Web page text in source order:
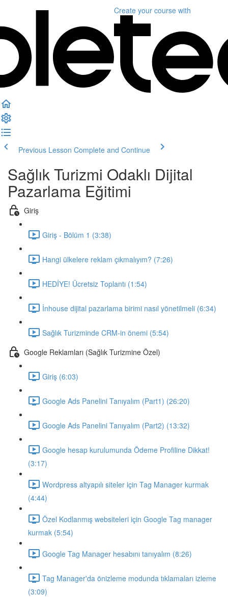
Create your course with
Previous Lesson Complete and Continue
Sağlık Turizmi Odaklı Dijital
Pazarlama Eğitimi
Giriş
Giriş - Bölüm 1 (3:38)
Hangi ülkelere reklam çıkmalıyım? (7:26)
HEDİYE! Ücretsiz Toplantı (1:54)
İnhouse dijital pazarlama birimi nasıl yönetilmeli (6:34)
Sağlık Turizminde CRM-in önemi (5:54)
Google Reklamları (Sağlık Turizmine Özel)
Giriş (6:03)
Google Ads Panelini Tanıyalım (Part1) (26:20)
Google Ads Panelini Tanıyalım (Part2) (13:32)
Google hesap kurulumunda Ödeme Profiline Dikkat!
(3:17)
Wordpress altyapılı siteler için Tag Manager kurmak
(4:44)
Özel Kodlanmış websiteleri için Google Tag manager
kurmak (5:54)
Google Tag Manager hesabını tanıyalım (8:26)
Tag Manager'da önizleme modunda tıklamaları izleme
(3:09)